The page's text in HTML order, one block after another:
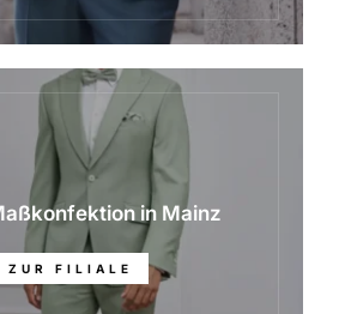
in Mainz
ZUR FILIALE